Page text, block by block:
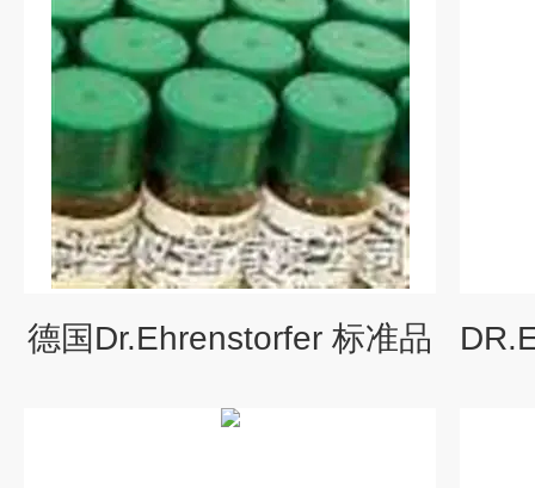
德国Dr.Ehrenstorfer 标准品